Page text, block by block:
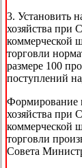
3. Установить
хозяйства
коммерческой
торговли
размере 100
поступлений
Формирование
хозяйства
коммерческой
торговли
Совета